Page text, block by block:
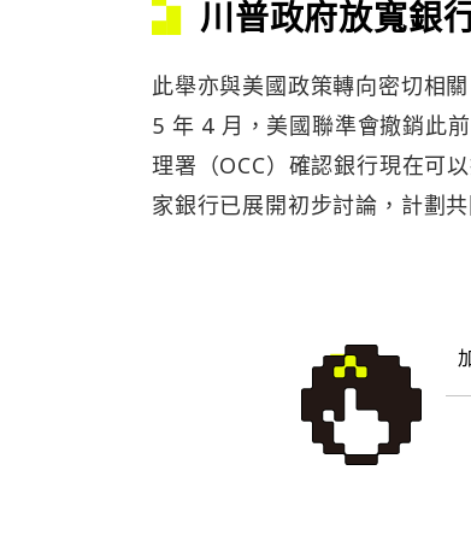
川普政府放寬銀
此舉亦與美國政策轉向密切相
5 年 4 月，美國聯準會撤銷此
理署（OCC）確認銀行現在可
家銀行已展開初步討論，計劃